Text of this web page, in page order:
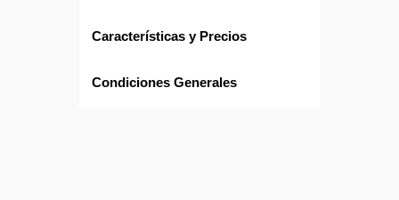
Características y Precios
Condiciones Generales